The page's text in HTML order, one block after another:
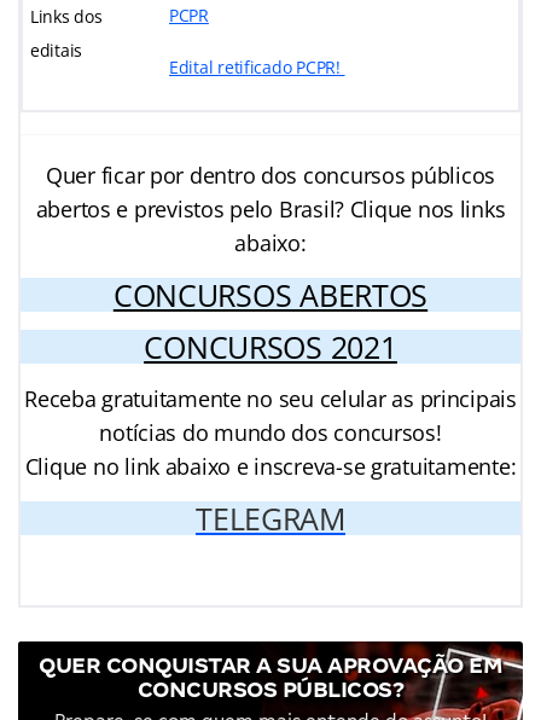
Links dos
editais
PCPR
Edital retificado PCPR!
Quer ficar por dentro dos concursos públicos
abertos e previstos pelo Brasil? Clique nos links
abaixo:
CONCURSOS ABERTOS
CONCURSOS 2021
Receba gratuitamente no seu celular as principais
notícias do mundo dos concursos!
Clique no link abaixo e inscreva-se gratuitamente:
TELEGRAM
QUER CONQUISTAR A SUA APROVAÇÃO EM
CONCURSOS PÚBLICOS?